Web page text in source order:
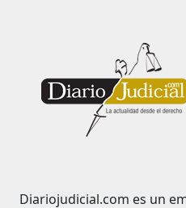
Diariojudicial.com es un